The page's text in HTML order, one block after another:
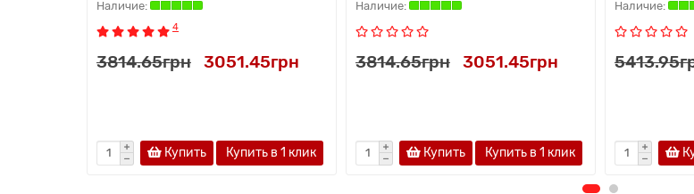
4
3814.65грн 3051.45грн
Купить Купить в 1 клик
3814.65грн 3051.45грн
Купить Купить в 1 клик